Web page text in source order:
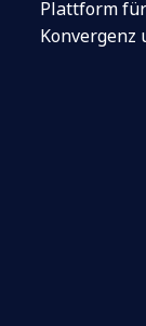
Plattform
Konvergenz